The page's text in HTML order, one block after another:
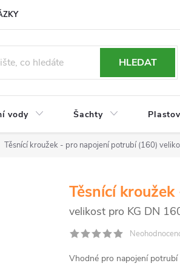
HLEDAT
vody Šachty
Těsnící kroužek - pro napojení potrubí (160)
Těsnící
velikost pro KG DN
Vhodné pro napojení